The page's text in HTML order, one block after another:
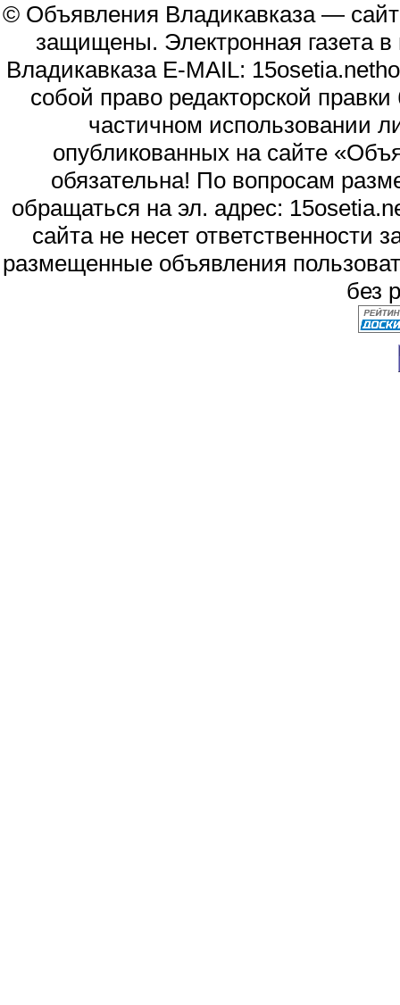
© Объявления Владикавказа —
защищены. Электронная газета
Владикавказа E-MAIL:
собой право редакторской
частичном использовании
опубликованных на сайте
обязательна! По вопросам
обращаться на эл. адрес:
сайта не несет
размещенные объявления
без